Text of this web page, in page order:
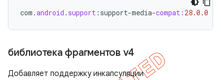
com .android . support : support-media-compat: 28.0 .0
библиотека фрагментов v4
Добавляет поддержку инкапсуляции